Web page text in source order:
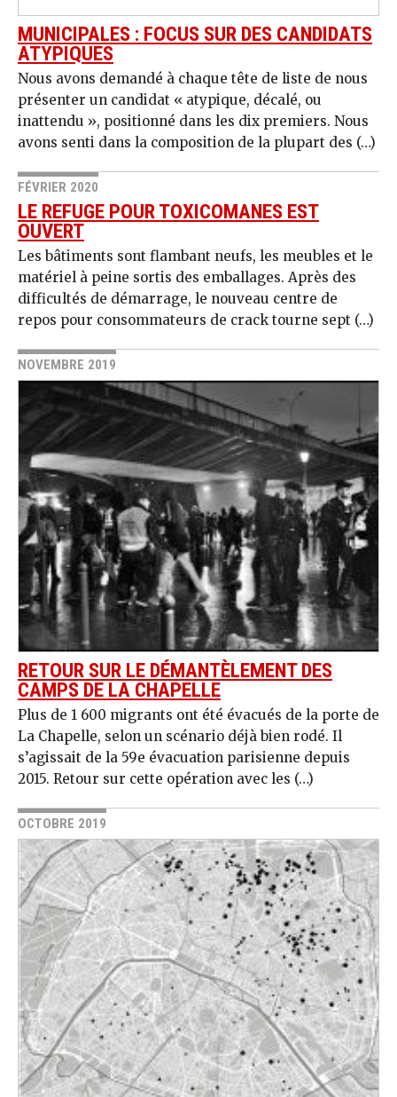
MUNICIPALES : FOCUS SUR DES CANDIDATS
ATYPIQUES
Nous avons demandé à chaque tête de liste de nous
présenter un candidat « atypique, décalé, ou
inattendu », positionné dans les dix premiers. Nous
avons senti dans la composition de la plupart des (…)
FÉVRIER 2020
LE REFUGE POUR TOXICOMANES EST
OUVERT
Les bâtiments sont flambant neufs, les meubles et le
matériel à peine sortis des emballages. Après des
difficultés de démarrage, le nouveau centre de
repos pour consommateurs de crack tourne sept (…)
NOVEMBRE 2019
RETOUR SUR LE DÉMANTÈLEMENT DES
CAMPS DE LA CHAPELLE
Plus de 1 600 migrants ont été évacués de la porte de
La Chapelle, selon un scénario déjà bien rodé. Il
s’agissait de la 59e évacuation parisienne depuis
2015. Retour sur cette opération avec les (…)
OCTOBRE 2019